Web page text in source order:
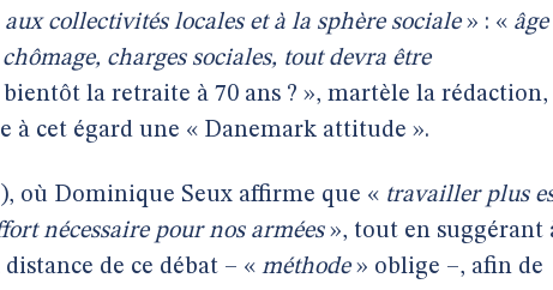
aux collectivités locales et à la sphère sociale» : « âge
charges sociales, tout devra être
la retraite à 70 ans ? », martèle la rédaction,
à cet égard une « Danemark attitude ».
où Dominique Seux affirme que « travailler plus
nécessaire pour nos armées», tout en suggérant
de ce débat – « méthode» oblige –, afin de